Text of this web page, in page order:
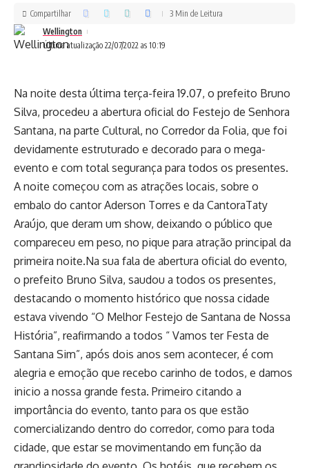
Última atualização 22/07/2022 as 10:19
Wellington
Compartilhar 3 Min de Leitura
Na noite desta última terça-feira 19.07, o prefeito Bruno
Silva, procedeu a abertura oficial do Festejo de Senhora
Santana, na parte Cultural, no Corredor da Folia, que foi
devidamente estruturado e decorado para o mega-
evento e com total segurança para todos os presentes.
A noite começou com as atrações locais, sobre o
embalo do cantor Aderson Torres e da CantoraTaty
Araújo, que deram um show, deixando o público que
compareceu em peso, no pique para atração principal da
primeira noite.Na sua fala de abertura oficial do evento,
o prefeito Bruno Silva, saudou a todos os presentes,
destacando o momento histórico que nossa cidade
estava vivendo “O Melhor Festejo de Santana de Nossa
História”, reafirmando a todos “ Vamos ter Festa de
Santana Sim”, após dois anos sem acontecer, é com
alegria e emoção que recebo carinho de todos, e damos
inicio a nossa grande festa. Primeiro citando a
importância do evento, tanto para os que estão
comercializando dentro do corredor, como para toda
cidade, que estar se movimentando em função da